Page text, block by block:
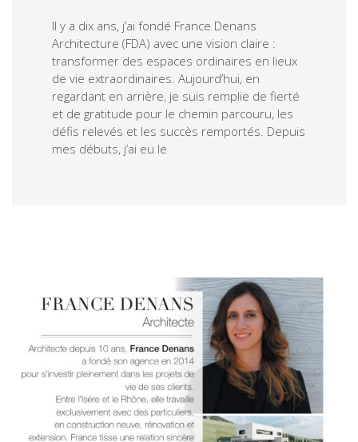
Il y a dix ans, j’ai fondé France Denans
Architecture (FDA) avec une vision claire :
transformer des espaces ordinaires en lieux
de vie extraordinaires. Aujourd’hui, en
regardant en arrière, je suis remplie de fierté
et de gratitude pour le chemin parcouru, les
défis relevés et les succès remportés. Depuis
mes débuts, j’ai eu le